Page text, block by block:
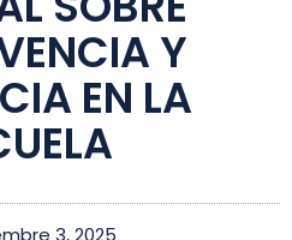
Y
EN LA
3, 2025